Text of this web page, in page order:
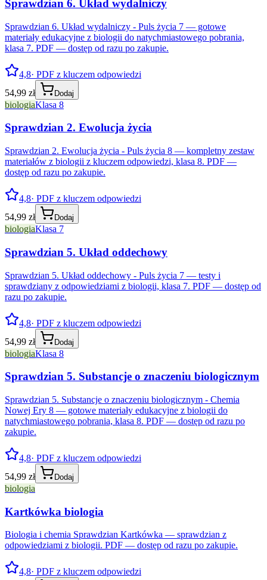
Sprawdzian 6. Układ wydalniczy
Sprawdzian 6. Układ wydalniczy - Puls życia 7 — gotowe
materiały edukacyjne z biologii do natychmiastowego pobrania,
klasa 7. PDF — dostęp od razu po zakupie.
4,8· PDF z kluczem odpowiedzi
54,99 zł
Dodaj
biologiaKlasa 8
Sprawdzian 2. Ewolucja życia
Sprawdzian 2. Ewolucja życia - Puls życia 8 — kompletny zestaw
materiałów z biologii z kluczem odpowiedzi, klasa 8. PDF —
dostęp od razu po zakupie.
4,8· PDF z kluczem odpowiedzi
54,99 zł
Dodaj
biologiaKlasa 7
Sprawdzian 5. Układ oddechowy
Sprawdzian 5. Układ oddechowy - Puls życia 7 — testy i
sprawdziany z odpowiedziami z biologii, klasa 7. PDF — dostęp od
razu po zakupie.
4,8· PDF z kluczem odpowiedzi
54,99 zł
Dodaj
biologiaKlasa 8
Sprawdzian 5. Substancje o znaczeniu biologicznym
Sprawdzian 5. Substancje o znaczeniu biologicznym - Chemia
Nowej Ery 8 — gotowe materiały edukacyjne z biologii do
natychmiastowego pobrania, klasa 8. PDF — dostęp od razu po
zakupie.
4,8· PDF z kluczem odpowiedzi
54,99 zł
Dodaj
biologia
Kartkówka biologia
Biologia i chemia Sprawdzian Kartkówka — sprawdzian z
odpowiedziami z biologii. PDF — dostęp od razu po zakupie.
4,8· PDF z kluczem odpowiedzi